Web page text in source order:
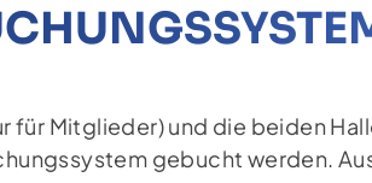
für Mitglieder) und die beiden
gebucht werden.